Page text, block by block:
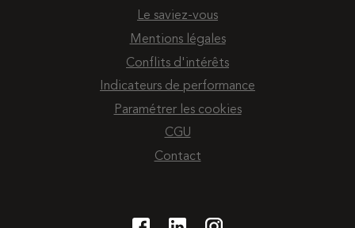
Le saviez-vous
Mentions légales
Conflits d'intérêts
Indicateurs de performance
Paramétrer les cookies
CGU
Contact